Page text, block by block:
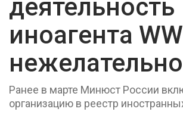
деятельность
иноагента
Ранее в марте Минюст России
организацию в реестр